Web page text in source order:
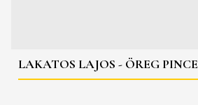
LAKATOS LAJOS - ÖREG PINCE